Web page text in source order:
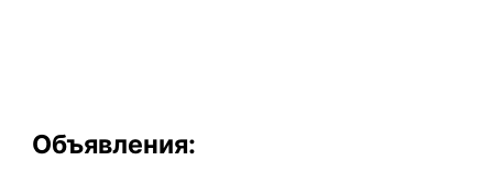
Объявления: